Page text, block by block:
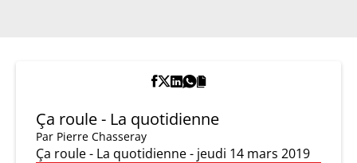
Ça roule - La quotidienne
Par Pierre Chasseray
Ça roule - La quotidienne - jeudi 14 mars 2019